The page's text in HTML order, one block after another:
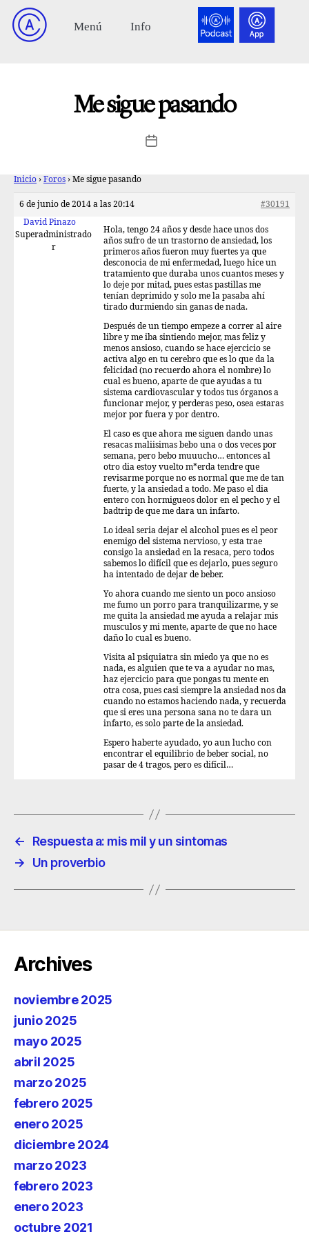
Me sigue pasando
Inicio › Foros › Me sigue pasando
6 de junio de 2014 a las 20:14
#30191
David Pinazo
Superadministrado
r
Hola, tengo 24 años y desde hace unos dos
años sufro de un trastorno de ansiedad, los
primeros años fueron muy fuertes ya que
desconocia de mi enfermedad, luego hice un
tratamiento que duraba unos cuantos meses y
lo deje por mitad, pues estas pastillas me
tenían deprimido y solo me la pasaba ahí
tirado durmiendo sin ganas de nada.
Después de un tiempo empeze a correr al aire
libre y me iba sintiendo mejor, mas feliz y
menos ansioso, cuando se hace ejercicio se
activa algo en tu cerebro que es lo que da la
felicidad (no recuerdo ahora el nombre) lo
cual es bueno, aparte de que ayudas a tu
sistema cardiovascular y todos tus órganos a
funcionar mejor, y perderas peso, osea estaras
mejor por fuera y por dentro.
El caso es que ahora me siguen dando unas
resacas maliisimas bebo una o dos veces por
semana, pero bebo muuucho… entonces al
otro dia estoy vuelto m*erda tendre que
revisarme porque no es normal que me de tan
fuerte, y la ansiedad a todo. Me paso el dia
entero con hormigueos dolor en el pecho y el
badtrip de que me dara un infarto.
Lo ideal seria dejar el alcohol pues es el peor
enemigo del sistema nervioso, y esta trae
consigo la ansiedad en la resaca, pero todos
sabemos lo difícil que es dejarlo, pues seguro
ha intentado de dejar de beber.
Yo ahora cuando me siento un poco ansioso
me fumo un porro para tranquilizarme, y se
me quita la ansiedad me ayuda a relajar mis
musculos y mi mente, aparte de que no hace
daño lo cual es bueno.
Visita al psiquiatra sin miedo ya que no es
nada, es alguien que te va a ayudar no mas,
haz ejercicio para que pongas tu mente en
otra cosa, pues casi siempre la ansiedad nos da
cuando no estamos haciendo nada, y recuerda
que si eres una persona sana no te dara un
infarto, es solo parte de la ansiedad.
Espero haberte ayudado, yo aun lucho con
encontrar el equilibrio de beber social, no
pasar de 4 tragos, pero es difícil…
←
Respuesta a: mis mil y un sintomas
→
Un proverbio
Archives
noviembre 2025
junio 2025
mayo 2025
abril 2025
marzo 2025
febrero 2025
enero 2025
diciembre 2024
marzo 2023
febrero 2023
enero 2023
octubre 2021